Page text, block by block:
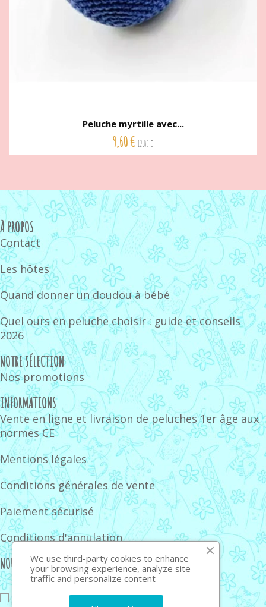
Peluche myrtille avec...
9,60 € 12,00 €
À PROPOS
Contact
Les hôtes
Quand donner un doudou à bébé
Quel ours en peluche choisir : guide et conseils
2026
NOTRE SÉLECTION
Nos promotions
INFORMATIONS
Vente en ligne et livraison de peluches 1er âge aux
normes CE
Mentions légales
Conditions générales de vente
Paiement sécurisé
Conditions d'annulation
NOUS SUIVRE
J'accepte de recevoir la newsletter
We use third-party cookies to enhance
your browsing experience, analyze site
traffic and personalize content